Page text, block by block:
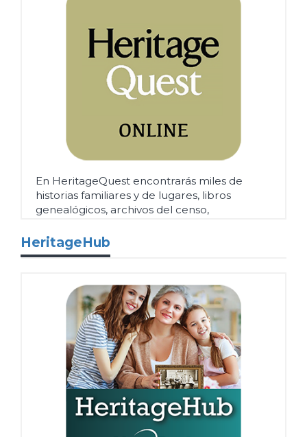
En HeritageQuest encontrarás miles de
historias familiares y de lugares, libros
genealógicos, archivos del censo,
HeritageHub